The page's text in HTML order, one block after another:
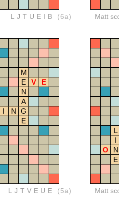
LJTUEIB (6a) Matt
M
E
V
E
N
A
I N G
E
LJTVEUE (5a)
L
I
O
N
E
Matt